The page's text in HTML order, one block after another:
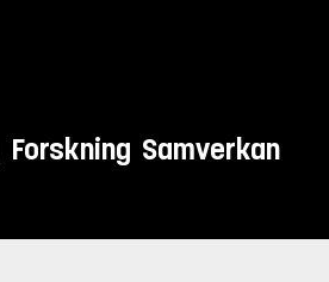
Forskning Samverkan